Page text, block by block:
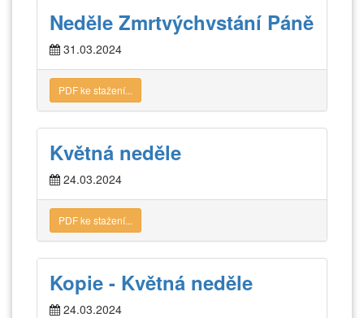
Neděle Zmrtvýchvstání Páně
31.03.2024
PDF ke stažení...
Květná neděle
24.03.2024
PDF ke stažení...
Kopie - Květná neděle
24.03.2024